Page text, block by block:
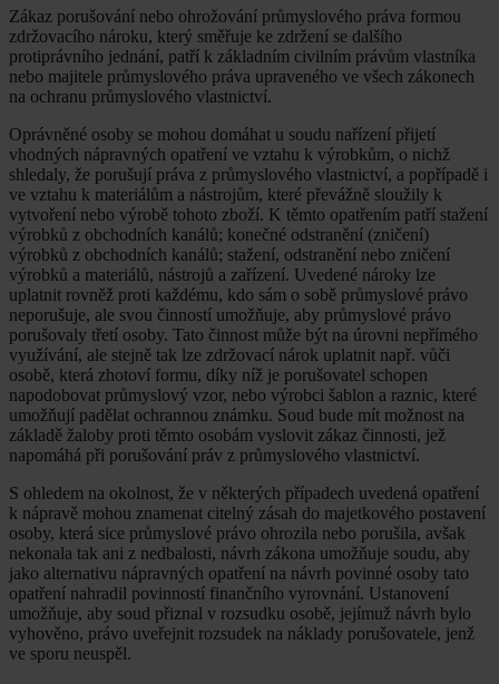
Zákaz porušování nebo ohrožování průmyslového práva formou
zdržovacího nároku, který směřuje ke zdržení se dalšího
protiprávního jednání, patří k základním civilním právům vlastníka
nebo majitele průmyslového práva upraveného ve všech zákonech
na ochranu průmyslového vlastnictví.
Oprávněné osoby se mohou domáhat u soudu nařízení přijetí
vhodných nápravných opatření ve vztahu k výrobkům, o nichž
shledaly, že porušují práva z průmyslového vlastnictví, a popřípadě i
ve vztahu k materiálům a nástrojům, které převážně sloužily k
vytvoření nebo výrobě tohoto zboží. K těmto opatřením patří stažení
výrobků z obchodních kanálů; konečné odstranění (zničení)
výrobků z obchodních kanálů; stažení, odstranění nebo zničení
výrobků a materiálů, nástrojů a zařízení. Uvedené nároky lze
uplatnit rovněž proti každému, kdo sám o sobě průmyslové právo
neporušuje, ale svou činností umožňuje, aby průmyslové právo
porušovaly třetí osoby. Tato činnost může být na úrovni nepřímého
využívání, ale stejně tak lze zdržovací nárok uplatnit např. vůči
osobě, která zhotoví formu, díky níž je porušovatel schopen
napodobovat průmyslový vzor, nebo výrobci šablon a raznic, které
umožňují padělat ochrannou známku. Soud bude mít možnost na
základě žaloby proti těmto osobám vyslovit zákaz činnosti, jež
napomáhá při porušování práv z průmyslového vlastnictví.
S ohledem na okolnost, že v některých případech uvedená opatření
k nápravě mohou znamenat citelný zásah do majetkového postavení
osoby, která sice průmyslové právo ohrozila nebo porušila, avšak
nekonala tak ani z nedbalosti, návrh zákona umožňuje soudu, aby
jako alternativu nápravných opatření na návrh povinné osoby tato
opatření nahradil povinností finančního vyrovnání. Ustanovení
umožňuje, aby soud přiznal v rozsudku osobě, jejímuž návrh bylo
vyhověno, právo uveřejnit rozsudek na náklady porušovatele, jenž
ve sporu neuspěl.